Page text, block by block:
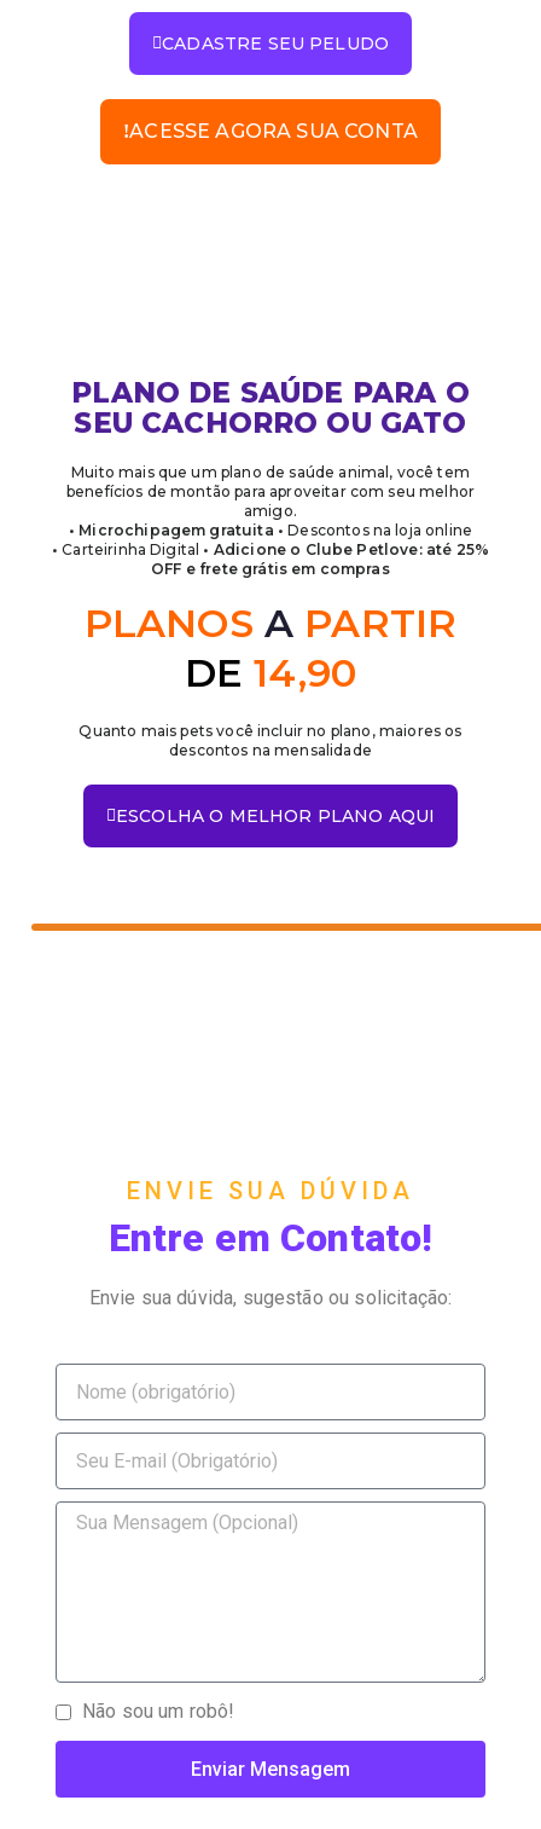
CADASTRE SEU PELUDO
ACESSE AGORA SUA CONTA
PLANO DE SAÚDE PARA O
SEU CACHORRO OU GATO
Muito mais que um plano de saúde animal, você tem
benefícios de montão para aproveitar com seu melhor
amigo.
• Microchipagem gratuita •Descontos na loja online
•Carteirinha Digital • Adicione o Clube Petlove: até 25%
OFF e frete grátis em compras
PLANOS A PARTIR
DE 14,90
Quanto mais pets você incluir no plano, maiores os
descontos na mensalidade
ESCOLHA O MELHOR PLANO AQUI
ENVIE SUA DÚVIDA
Entre em Contato!
Envie sua dúvida, sugestão ou solicitação:
Não sou um robô!
Enviar Mensagem